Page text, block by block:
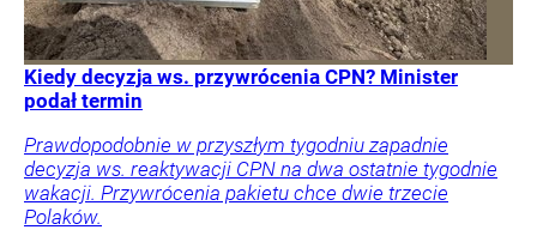
Kiedy decyzja ws. przywrócenia CPN? Minister
podał termin
Prawdopodobnie w przyszłym tygodniu zapadnie
decyzja ws. reaktywacji CPN na dwa ostatnie tygodnie
wakacji. Przywrócenia pakietu chce dwie trzecie
Polaków.